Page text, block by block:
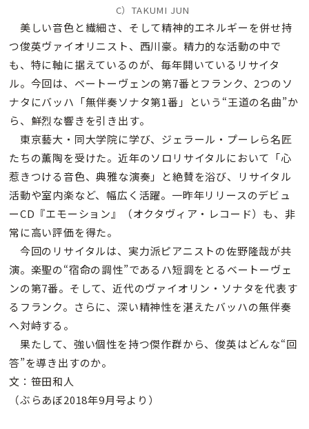
C）TAKUMI JUN
美しい音色と繊細さ、そして精神的エネルギーを併せ持
つ俊英ヴァイオリニスト、西川豪。精力的な活動の中で
も、特に軸に据えているのが、毎年開いているリサイタ
ル。今回は、ベートーヴェンの第7番とフランク、2つのソ
ナタにバッハ「無伴奏ソナタ第1番」という“王道の名曲”か
ら、鮮烈な響きを引き出す。
東京藝大・同大学院に学び、ジェラール・プーレら名匠
たちの薫陶を受けた。近年のソロリサイタルにおいて「心
惹きつける音色、典雅な演奏」と絶賛を浴び、リサイタル
活動や室内楽など、幅広く活躍。一昨年リリースのデビュ
ーCD『エモーション』（オクタヴィア・レコード）も、非
常に高い評価を得た。
今回のリサイタルは、実力派ピアニストの佐野隆哉が共
演。楽聖の“宿命の調性”であるハ短調をとるベートーヴェ
ンの第7番。そして、近代のヴァイオリン・ソナタを代表す
るフランク。さらに、深い精神性を湛えたバッハの無伴奏
へ対峙する。
果たして、強い個性を持つ傑作群から、俊英はどんな“回
答”を導き出すのか。
文：笹田和人
（ぶらあぼ2018年9月号より）